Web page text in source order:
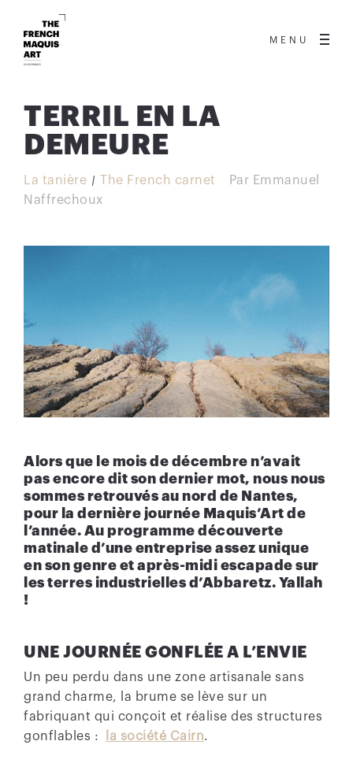
MENU
TERRIL EN LA
DEMEURE
La tanière The French carnet Par Emmanuel
Naffrechoux
Alors que le mois de décembre n’avait
pas encore dit son dernier mot, nous nous
sommes retrouvés au nord de Nantes,
pour la dernière journée Maquis’Art de
l’année. Au programme découverte
matinale d’une entreprise assez unique
en son genre et après-midi escapade sur
les terres industrielles d’Abbaretz. Yallah
!
UNE JOURNÉE GONFLÉE A L’ENVIE
Un peu perdu dans une zone artisanale sans
grand charme, la brume se lève sur un
fabriquant qui conçoit et réalise des structures
gonflables :
la société Cairn.